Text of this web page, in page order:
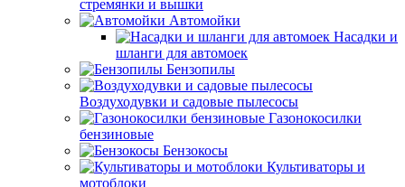
стремянки и вышки
Автомойки
Насадки и
шланги для автомоек
Бензопилы
Воздуходувки и садовые пылесосы
Газонокосилки
бензиновые
Бензокосы
Культиваторы и
мотоблоки